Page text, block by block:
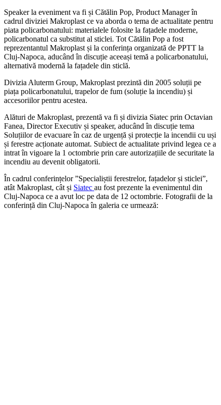
Speaker la eveniment va fi și Cătălin Pop, Product Manager în
cadrul diviziei Makroplast ce va aborda o tema de actualitate pentru
piata policarbonatului: materialele folosite la fațadele moderne,
policarbonatul ca substitut al sticlei. Tot Cătălin Pop a fost
reprezentantul Makroplast și la conferința organizată de PPTT la
Cluj-Napoca, aducând în discuție aceeași temă a policarbonatului,
alternativă modernă la fațadele din sticlă.
Divizia Aluterm Group, Makroplast prezintă din 2005 soluții pe
piața policarbonatului, trapelor de fum (soluție la incendiu) și
accesoriilor pentru acestea.
Alături de Makroplast, prezentă va fi și divizia Siatec prin Octavian
Fanea, Director Executiv și speaker, aducând în discuție tema
Soluțiilor de evacuare în caz de urgență și protecție la incendii cu uși
și ferestre acționate automat. Subiect de actualitate privind legea ce a
intrat în vigoare la 1 octombrie prin care autorizațiile de securitate la
incendiu au devenit obligatorii.
În cadrul conferințelor ”Specialiștii ferestrelor, fațadelor și sticlei”,
atât Makroplast, cât și Siatec au fost prezente la evenimentul din
Cluj-Napoca ce a avut loc pe data de 12 octombrie. Fotografii de la
conferință din Cluj-Napoca în galeria ce urmează: